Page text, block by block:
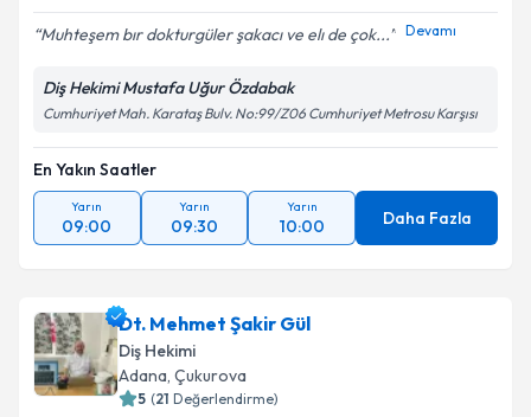
Muhteşem bır dokturgüler şakacı ve elı de çok... Devamı
Diş Hekimi Mustafa Uğur Özdabak
Cumhuriyet Mah. Karataş Bulv. No:99/Z06 Cumhuriyet Metrosu Karşısı
En Yakın Saatler
Yarın
09:00
Yarın
09:30
Yarın
10:00 Daha Fazla
Dt. Mehmet Şakir Gül
Diş Hekimi
Adana, Çukurova
5 (21 Değerlendirme)